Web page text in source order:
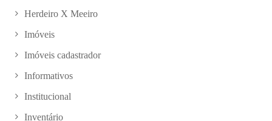
Herdeiro X Meeiro
Imóveis
Imóveis cadastrador
Informativos
Institucional
Inventário